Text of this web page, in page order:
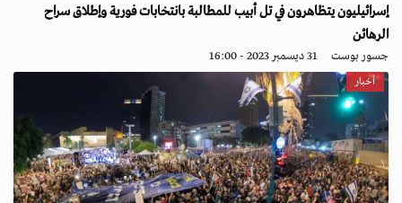
إسرائيليون يتظاهرون في تل أبيب للمطالبة بانتخابات فورية وإطلاق سراح
الرهائن
جسور بوست 31 ديسمبر 2023 - 16:00
أخبار